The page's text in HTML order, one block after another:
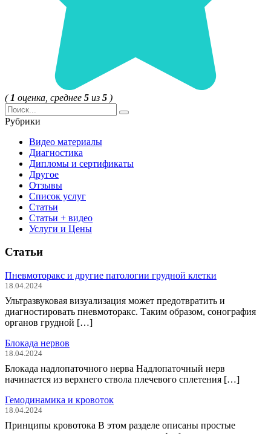
( 1 оценка, среднее 5 из 5 )
Search
for:
Рубрики
Видео материалы
Диагностика
Дипломы и сертификаты
Другое
Отзывы
Список услуг
Статьи
Статьи + видео
Услуги и Цены
Статьи
Пневмоторакс и другие патологии грудной клетки
18.04.2024
Ультразвуковая визуализация может предотвратить и
диагностировать пневмоторакс. Таким образом, сонография
органов грудной […]
Блокада нервов
18.04.2024
Блокада надлопаточного нерва Надлопаточный нерв
начинается из верхнего ствола плечевого сплетения […]
Гемодинамика и кровоток
18.04.2024
Принципы кровотока В этом разделе описаны простые